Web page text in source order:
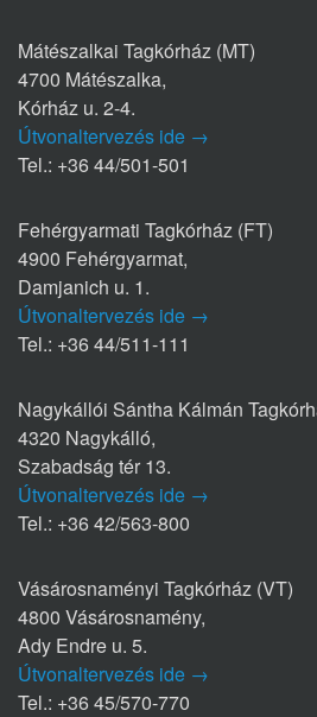
Mátészalkai Tagkórház (MT)
4700 Mátészalka,
Kórház u. 2-4.
Útvonaltervezés ide →
Tel.: +36 44/501-501
Fehérgyarmati Tagkórház (FT)
4900 Fehérgyarmat,
Damjanich u. 1.
Útvonaltervezés ide →
Tel.: +36 44/511-111
Nagykállói Sántha Kálmán
4320 Nagykálló,
Szabadság tér 13.
Útvonaltervezés ide →
Tel.: +36 42/563-800
Vásárosnaményi Tagkórház (VT)
4800 Vásárosnamény,
Ady Endre u. 5.
Útvonaltervezés ide →
Tel.: +36 45/570-770